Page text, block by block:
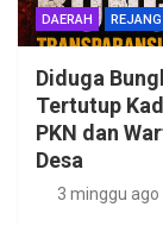
DAERAH
Diduga
Tertutup
PKN dan
Desa
3 minggu ago